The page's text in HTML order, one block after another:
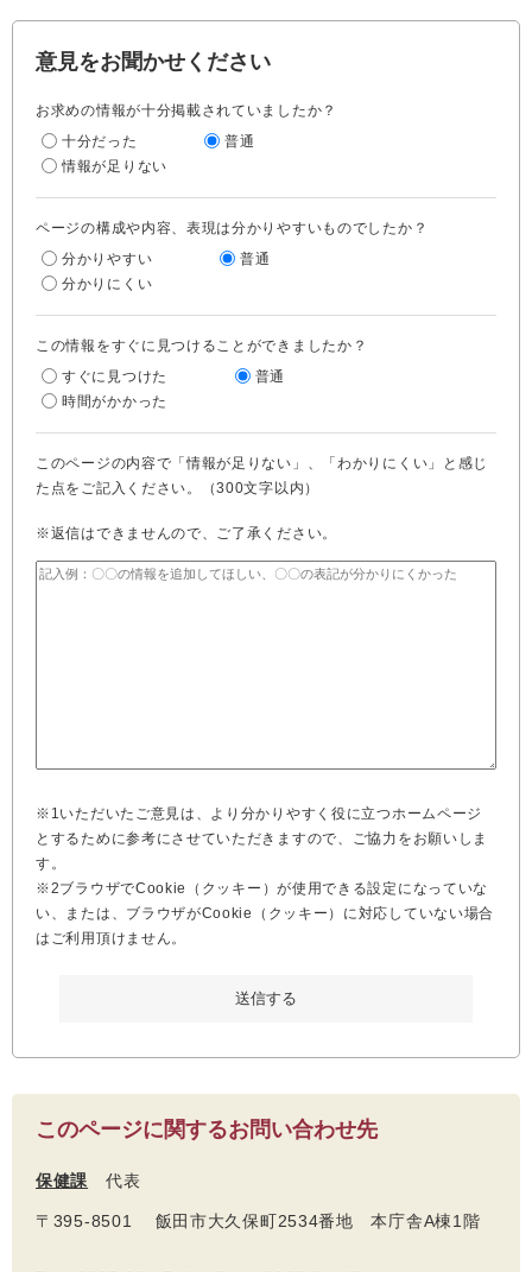
意見をお聞かせください
お求めの情報が十分掲載されていましたか？
十分だった
普通
情報が足りない
ページの構成や内容、表現は分かりやすいものでしたか？
分かりやすい
普通
分かりにくい
この情報をすぐに見つけることができましたか？
すぐに見つけた
普通
時間がかかった
このページの内容で「情報が足りない」、「わかりにくい」と感じ
た点をご記入ください。（300文字以内）
※返信はできませんので、ご了承ください。
※1いただいたご意見は、より分かりやすく役に立つホームページ
とするために参考にさせていただきますので、ご協力をお願いしま
す。
※2ブラウザでCookie（クッキー）が使用できる設定になっていな
い、または、ブラウザがCookie（クッキー）に対応していない場合
はご利用頂けません。
このページに関するお問い合わせ先
保健課 代表
〒395-8501 飯田市大久保町2534番地 本庁舎A棟1階